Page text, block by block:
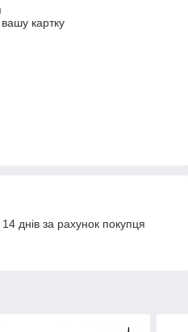
картку
днів за рахунок покупця